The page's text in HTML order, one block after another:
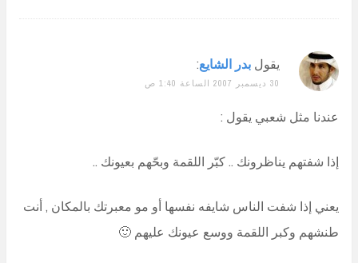
يقول بدر الشايع:
30 ديسمبر 2007 الساعة 1:40 ص
عندنا مثل شعبي يقول :
إذا شفتهم يناظرونك .. كبّر اللقمة وبحّهم بعيونك ..
يعني إذا شفت الناس شايفه نفسها أو مو معبرتك بالمكان , أنت
طنشهم وكبر اللقمة ووسع عيونك عليهم 🙂